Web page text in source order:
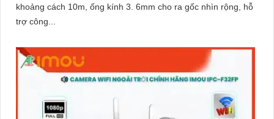
khoảng cách 10m, ống kính 3. 6mm cho ra gốc nhìn rộng, hỗ
trợ công...